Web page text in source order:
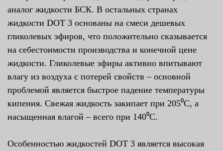
аналог жидкости БСК. В остальных странах
жидкости DOT 3 основаны на смеси дешевых
гликолевых эфиров, что положительно сказывается
на себестоимости производства и конечной цене
жидкости. Гликолевые эфиры активно впитывают
влагу из воздуха с потерей свойств – основной
проблемой является быстрое падение температуры
кипения. Свежая жидкость закипает при 205⁰С, а
насыщенная влагой – всего при 140⁰С.
Особенностью жидкостей DOT 3 является высокая